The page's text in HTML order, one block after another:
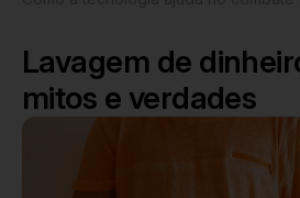
Lavagem de
mitos e verdades